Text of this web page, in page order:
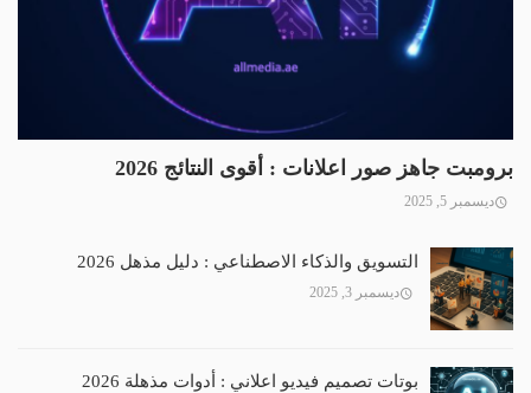
برومبت جاهز صور اعلانات : أقوى النتائج 2026
ديسمبر 5, 2025
التسويق والذكاء الاصطناعي : دليل مذهل 2026
ديسمبر 3, 2025
بوتات تصميم فيديو اعلاني : أدوات مذهلة 2026